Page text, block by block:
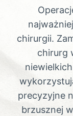
chirurgii.
chirurg
precyzyjne
brzusznej